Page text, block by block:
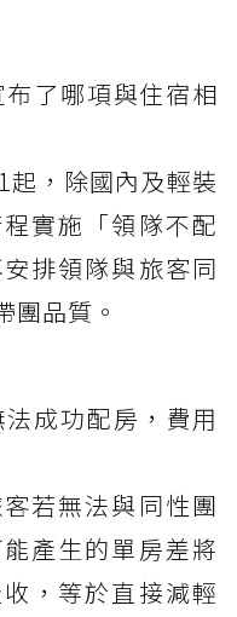
了哪項與住宿相
，除國內及輕裝
實施「領隊不配
排領隊與旅客同
團品質。
成功配房，費用
若無法與同性團
產生的單房差將
，等於直接減輕